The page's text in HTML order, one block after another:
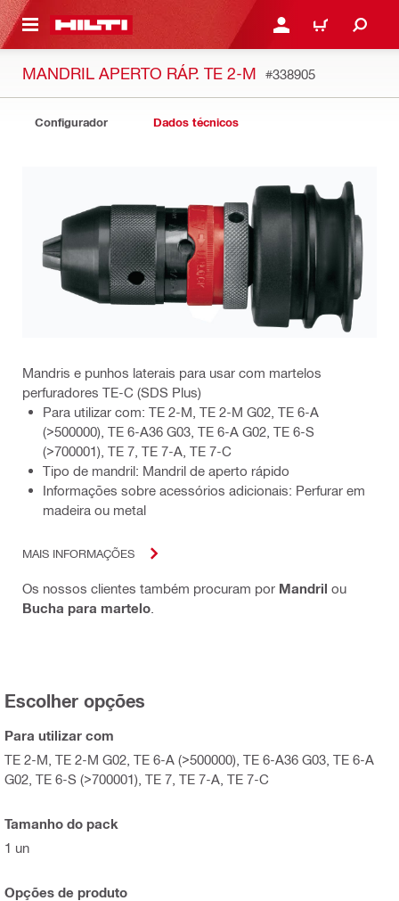
CONTENT ENTRAR OU REGISTAR
CARRINHO
MANDRIL APERTO RÁP. TE 2-M #338905
Configurador Dados técnicos
Mandris e punhos laterais para usar com martelos
perfuradores TE-C (SDS Plus)
Para utilizar com: TE 2-M, TE 2-M G02, TE 6-A
(>500000), TE 6-A36 G03, TE 6-A G02, TE 6-S
(>700001), TE 7, TE 7-A, TE 7-C
Tipo de mandril: Mandril de aperto rápido
Informações sobre acessórios adicionais: Perfurar em
madeira ou metal
MAIS INFORMAÇÕES
Os nossos clientes também procuram por Mandril ou
Bucha para martelo
Escolher opções
Para utilizar com
TE 2-M, TE 2-M G02, TE 6-A (>500000), TE 6-A36 G03, TE 6-A
G02, TE 6-S (>700001), TE 7, TE 7-A, TE 7-C
Tamanho do pack
1 un
Opções de produto